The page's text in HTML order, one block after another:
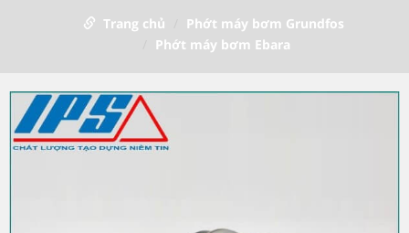
Trang chủ
Phớt máy bơm Grundfos
Phớt máy bơm Ebara